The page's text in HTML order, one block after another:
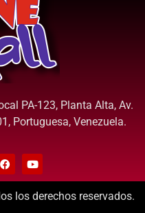
PA-123, Planta Alta, Av.
Portuguesa, Venezuela.
los derechos reservados.